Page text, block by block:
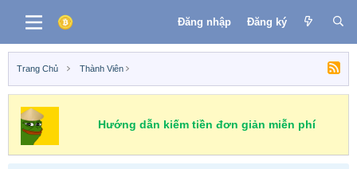
Đăng nhập Đăng ký
Trang Chủ Thành Viên
Hướng dẫn kiếm tiền đơn giản miễn phí